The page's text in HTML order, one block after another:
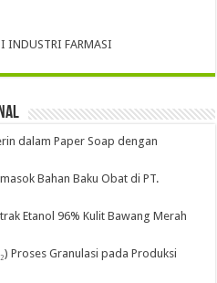
INDUSTRI FARMASI
dalam Paper Soap dengan
Bahan Baku Obat di PT.
Etanol 96% Kulit Bawang Merah
Proses Granulasi pada Produksi